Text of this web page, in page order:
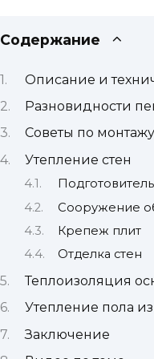
Содержание
Описание и
Разновидности
Советы по монтажу
Утепление стен
Сооружение
Крепеж плит
Отделка стен
Теплоизоляция
Утепление пола
Заключение